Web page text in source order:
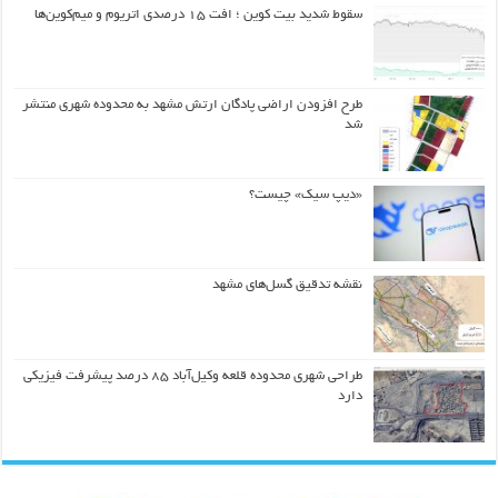
سقوط شدید بیت کوین ؛ افت ۱۵ درصدی اتریوم و میم‌کوین‌ها
طرح افزودن اراضی پادگان ارتش مشهد به محدوده شهری منتشر
شد
«دیپ سیک» چیست؟
نقشه تدقیق گسل‌های مشهد
طراحی شهری محدوده قلعه وکیل‌آباد ۸۵ درصد پیشرفت فیزیکی
دارد